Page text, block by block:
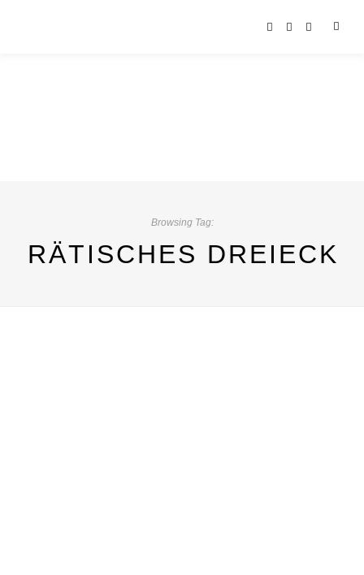
Browsing Tag:
RÄTISCHES DREIECK